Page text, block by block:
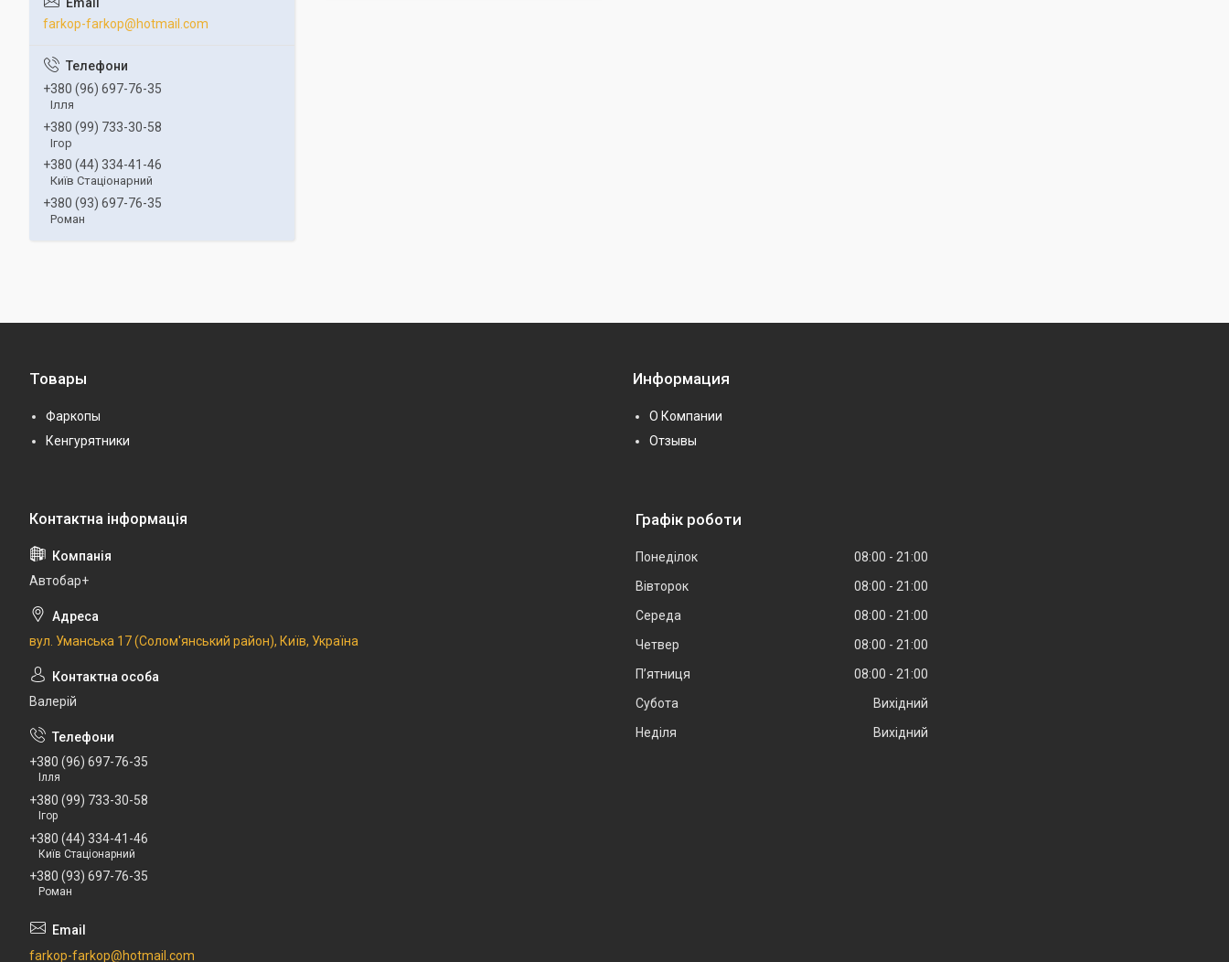
farkop-farkop@hotmail.com
+380 (96) 697-76-35
Ілля
+380 (99) 733-30-58
Ігор
+380 (44) 334-41-46
Київ Стаціонарний
+380 (93) 697-76-35
Роман
Товары
Фаркопы
Кенгурятники
Информация
О Компании
Отзывы
Автобар+
вул. Уманська 17 (Солом'янський район), Київ, Україна
Валерій
+380 (96) 697-76-35
Ілля
+380 (99) 733-30-58
Ігор
+380 (44) 334-41-46
Київ Стаціонарний
+380 (93) 697-76-35
Роман
farkop-farkop@hotmail.com
Графік роботи
Понеділок 08:00
21:00
Вівторок
08:00
21:00
Середа
08:00
21:00
Четвер
08:00
21:00
Пʼятниця
08:00
21:00
Субота
Вихідний
Неділя
Вихідний